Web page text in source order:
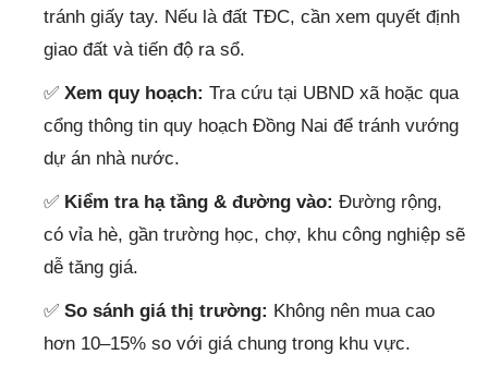
tránh giấy tay. Nếu là đất TĐC, cần xem quyết định
giao đất và tiến độ ra sổ.
✅ Xem quy hoạch: Tra cứu tại UBND xã hoặc qua
cổng thông tin quy hoạch Đồng Nai để tránh vướng
dự án nhà nước.
✅ Kiểm tra hạ tầng & đường vào: Đường rộng,
có vỉa hè, gần trường học, chợ, khu công nghiệp sẽ
dễ tăng giá.
✅ So sánh giá thị trường: Không nên mua cao
hơn 10–15% so với giá chung trong khu vực.